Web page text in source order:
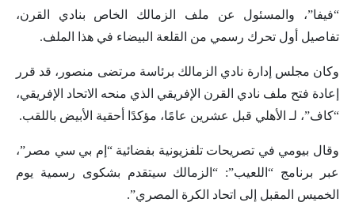
“فيفا”، والمسئول عن ملف الزمالك الخاص بنادي القرن،
تفاصيل أول تحرك رسمي من القلعة البيضاء في هذا الملف.
وكان مجلس إدارة نادي الزمالك برئاسة مرتضى منصور، قد قرر
إعادة فتح ملف نادي القرن الإفريقي الذي منحه الاتحاد الإفريقي،
“كاف”، لـ الأهلي قبل عشرين عامًا، مؤكدًا أحقية الأبيض باللقب.
وقال بيومي في تصريحات تلفزيونية بفضائية “إم بي سي مصر”،
عبر برنامج “اللعيب”: “الزمالك سيتقدم بشكوى رسمية يوم
الخميس المقبل إلى اتحاد الكرة المصري”.